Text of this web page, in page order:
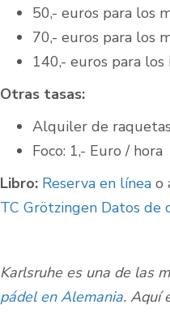
50,- euros para los
70,- euros para los
140,- euros para los
Otras tasas:
Alquiler de
Foco: 1,- Euro / hora
Libro: Reserva en línea o
TC Grötzingen Datos de
Karlsruhe es una de las
pádel en Alemania. Aquí